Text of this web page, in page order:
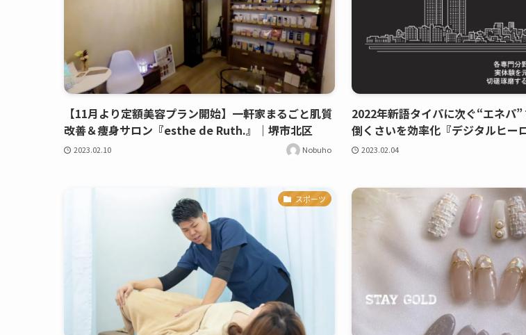
【11月より定額美容プラン開始】一軒家まるごと肌質
改善＆痩身サロン『esthe de Ruth.』｜堺市北区
2023.02.10 Nobuho
2022年新語タイパに次ぐ“エネパ
倒くさいを効率化『デジタルヒー
2023.02.04
スポーツ